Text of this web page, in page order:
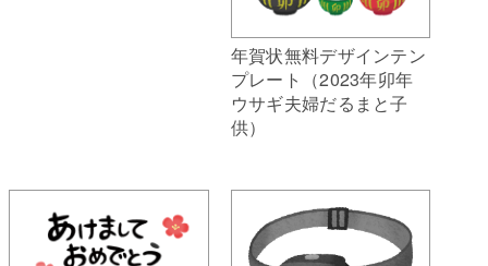
年賀状無料デザインテン
プレート（2023年卯年
ウサギ夫婦だるまと子
供）